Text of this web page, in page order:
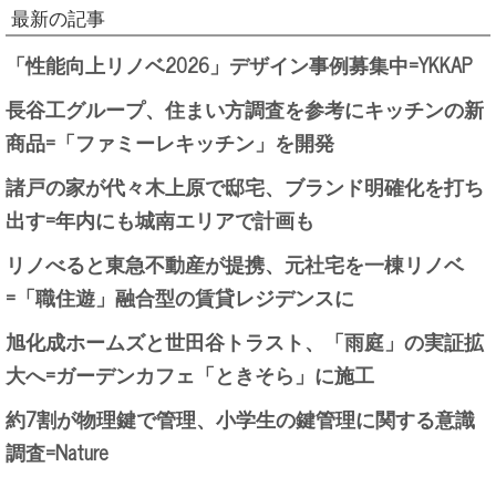
最新の記事
「性能向上リノベ2026」デザイン事例募集中=YKKAP
長谷工グループ、住まい方調査を参考にキッチンの新
商品=「ファミーレキッチン」を開発
諸戸の家が代々木上原で邸宅、ブランド明確化を打ち
出す=年内にも城南エリアで計画も
リノべると東急不動産が提携、元社宅を一棟リノベ
=「職住遊」融合型の賃貸レジデンスに
旭化成ホームズと世田谷トラスト、「雨庭」の実証拡
大へ=ガーデンカフェ「ときそら」に施工
約7割が物理鍵で管理、小学生の鍵管理に関する意識
調査=Nature